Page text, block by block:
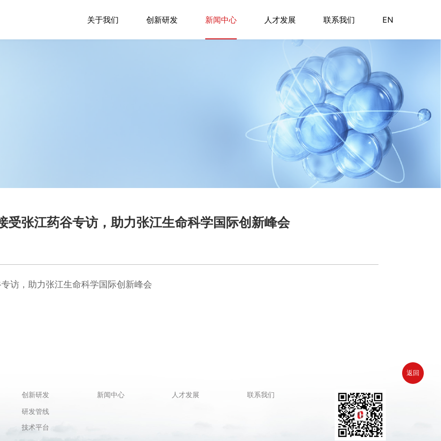
关于我们 创新研发 新闻中心 人才发展 联系我们 EN
受张江药谷专访，助力张江生命科学国际创新峰会
访，助力张江生命科学国际创新峰会
返回
创新研发
研发管线
技术平台
新闻中心 人才发展 联系我们